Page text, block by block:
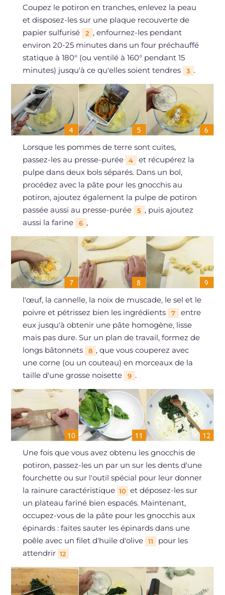
Coupez le potiron en tranches, enlevez la peau
et disposez-les sur une plaque recouverte de
papier sulfurisé
2 , enfournez-les pendant
environ 20-25 minutes dans un four préchauffé
statique à 180° (ou ventilé à 160° pendant 15
minutes) jusqu'à ce qu'elles soient tendres
3 .
Lorsque les pommes de terre sont cuites,
passez-les au presse-purée
4
et récupérez la
pulpe dans deux bols séparés. Dans un bol,
procédez avec la pâte pour les gnocchis au
potiron, ajoutez également la pulpe de potiron
passée aussi au presse-purée
5 , puis ajoutez
aussi la farine
6 ,
l'œuf, la cannelle, la noix de muscade, le sel et le
poivre et pétrissez bien les ingrédients
7
entre
eux jusqu'à obtenir une pâte homogène, lisse
mais pas dure. Sur un plan de travail, formez de
longs bâtonnets
8 , que vous couperez avec
une corne (ou un couteau) en morceaux de la
taille d'une grosse noisette
9 .
Une fois que vous avez obtenu les gnocchis de
potiron, passez-les un par un sur les dents d'une
fourchette ou sur l'outil spécial pour leur donner
la rainure caractéristique 10 et déposez-les sur
un plateau fariné bien espacés. Maintenant,
occupez-vous de la pâte pour les gnocchis aux
épinards : faites sauter les épinards dans une
poêle avec un filet d'huile d'olive
11
pour les
attendrir 12